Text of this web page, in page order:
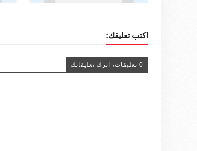
اكتب تعليقك:
0 تعليقات، اترك تعليقاتك